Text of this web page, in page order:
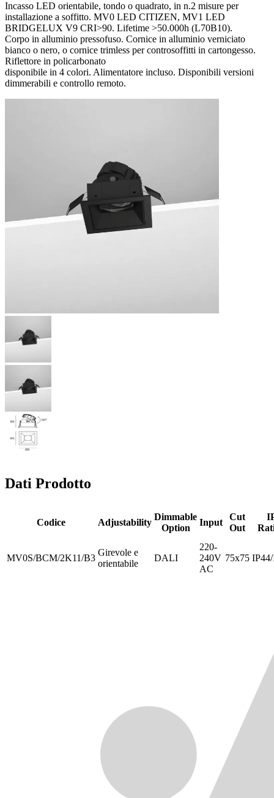
Incasso LED orientabile, tondo o quadrato, in n.2 misure per
installazione a soffitto. MV0 LED CITIZEN, MV1 LED
BRIDGELUX V9 CRI>90. Lifetime >50.000h (L70B10).
Corpo in alluminio pressofuso. Cornice in alluminio verniciato
bianco o nero, o cornice trimless per controsoffitti in cartongesso.
Riflettore in policarbonato
disponibile in 4 colori. Alimentatore incluso. Disponibili versioni
dimmerabili e controllo remoto.
Dati Prodotto
Codice Adjustability
Dimmable
Option
Input
Cut
Out
MV0S/BCM/2K11/B3
Girevole e
orientabile
DALI
220-
240V
AC
75x75